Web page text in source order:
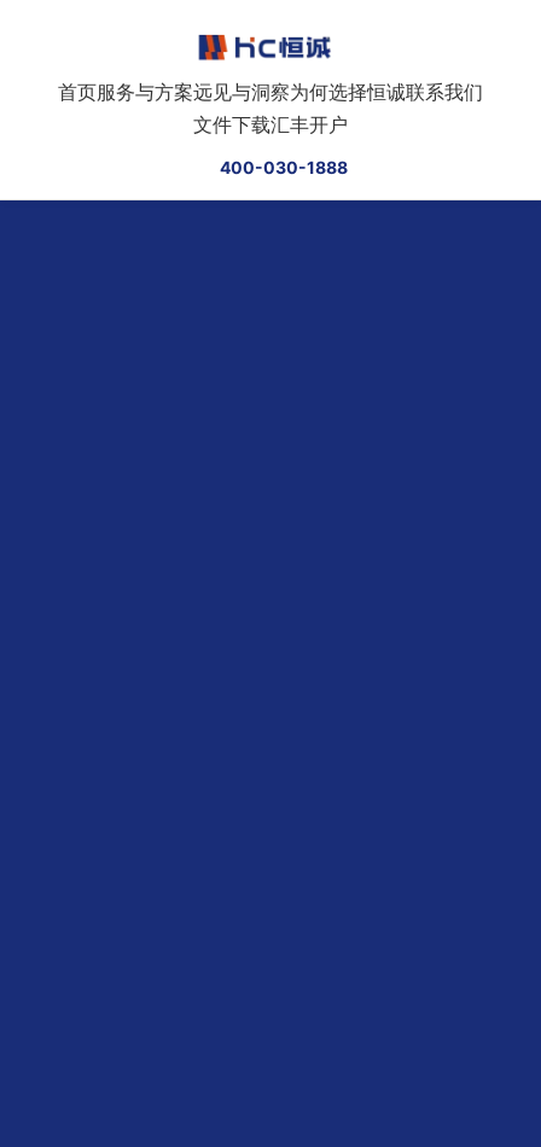
首页服务与方案远见与洞察为何选择恒诚联系我们
文件下载汇丰开户
400-030-1888